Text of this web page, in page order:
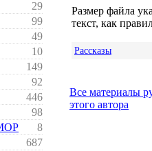
29
99
49
10
149
92
446
98
8
687
Размер файла
текст, как
Рассказы
Все материалы
этого автора